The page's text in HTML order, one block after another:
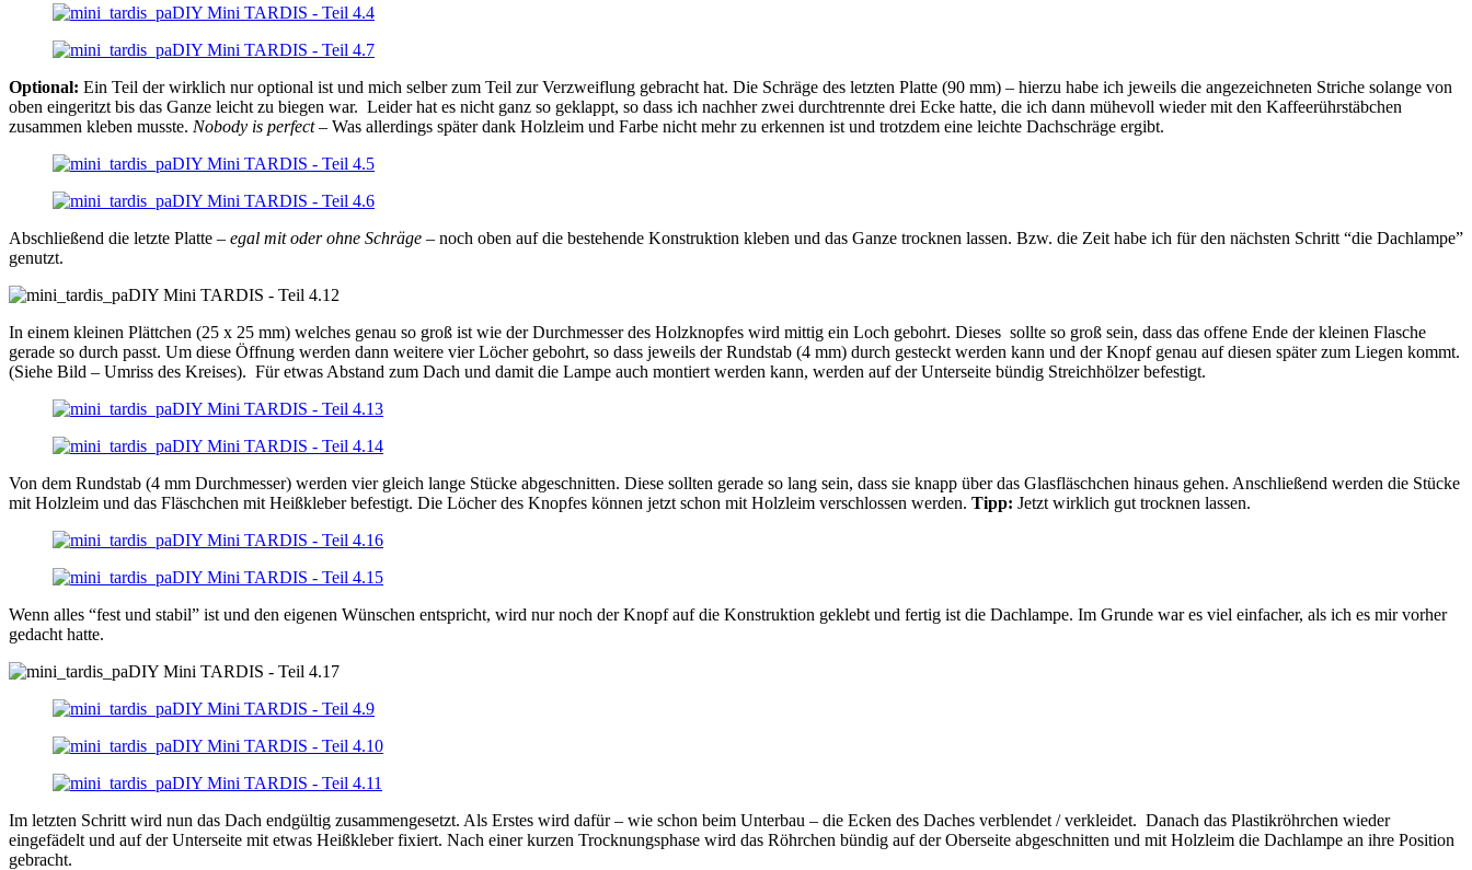
Optional: Ein Teil der wirklich nur optional ist und mich selber zum Teil zur Verzweiflung gebracht hat. Die Schräge des letzten Platte (90 mm) – hierzu habe ich jeweils die angezeichneten Striche solange von
oben eingeritzt bis das Ganze leicht zu biegen war. Leider hat es nicht ganz so geklappt, so dass ich nachher zwei durchtrennte drei Ecke hatte, die ich dann mühevoll wieder mit den Kaffeerührstäbchen
zusammen kleben musste. Nobody is perfect– Was allerdings später dank Holzleim und Farbe nicht mehr zu erkennen ist und trotzdem eine leichte Dachschräge ergibt.
Abschließend die letzte Platte – egal mit oder ohne Schräge – noch oben auf die bestehende Konstruktion kleben und das Ganze trocknen lassen. Bzw. die Zeit habe ich für den nächsten Schritt “die Dachlampe”
genutzt.
In einem kleinen Plättchen (25 x 25 mm) welches genau so groß ist wie der Durchmesser des Holzknopfes wird mittig ein Loch gebohrt. Dieses sollte so groß sein, dass das offene Ende der kleinen Flasche
gerade so durch passt. Um diese Öffnung werden dann weitere vier Löcher gebohrt, so dass jeweils der Rundstab (4 mm) durch gesteckt werden kann und der Knopf genau auf diesen später zum Liegen kommt.
(Siehe Bild – Umriss des Kreises). Für etwas Abstand zum Dach und damit die Lampe auch montiert werden kann, werden auf der Unterseite bündig Streichhölzer befestigt.
Von dem Rundstab (4 mm Durchmesser) werden vier gleich lange Stücke abgeschnitten. Diese sollten gerade so lang sein, dass sie knapp über das Glasfläschchen hinaus gehen. Anschließend werden die Stücke
mit Holzleim und das Fläschchen mit Heißkleber befestigt. Die Löcher des Knopfes können jetzt schon mit Holzleim verschlossen werden. Tipp: Jetzt wirklich gut trocknen lassen.
Wenn alles “fest und stabil” ist und den eigenen Wünschen entspricht, wird nur noch der Knopf auf die Konstruktion geklebt und fertig ist die Dachlampe. Im Grunde war es viel einfacher, als ich es mir vorher
gedacht hatte.
Im letzten Schritt wird nun das Dach endgültig zusammengesetzt. Als Erstes wird dafür – wie schon beim Unterbau – die Ecken des Daches verblendet / verkleidet. Danach das Plastikröhrchen wieder
eingefädelt und auf der Unterseite mit etwas Heißkleber fixiert. Nach einer kurzen Trocknungsphase wird das Röhrchen bündig auf der Oberseite abgeschnitten und mit Holzleim die Dachlampe an ihre Position
gebracht.